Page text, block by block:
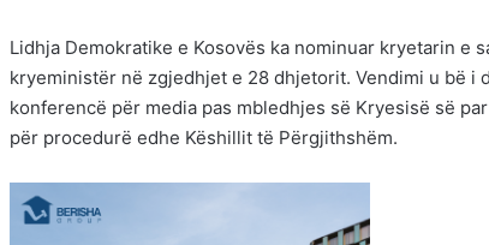
Lidhja Demokratike e Kosovës ka nominuar kryetarin e
kryeministër në zgjedhjet e 28 dhjetorit. Vendimi u bë i
konferencë për media pas mbledhjes së Kryesisë së
për procedurë edhe Këshillit të Përgjithshëm.